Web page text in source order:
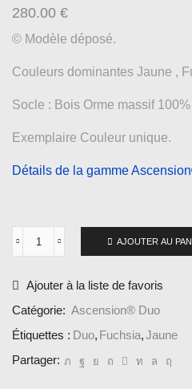
280.00 €
© Modèle déposé.
Couleurs dominantes Jaune ,
Socle : Bois Orme massif
Exemplaire Couleur unique.
Détails de la gamme
AJOUTER AU
Ajouter à la liste de favoris
Catégorie: Ascension® Duo
Étiquettes : Duo, Fuchsia,Jaune
Partager: